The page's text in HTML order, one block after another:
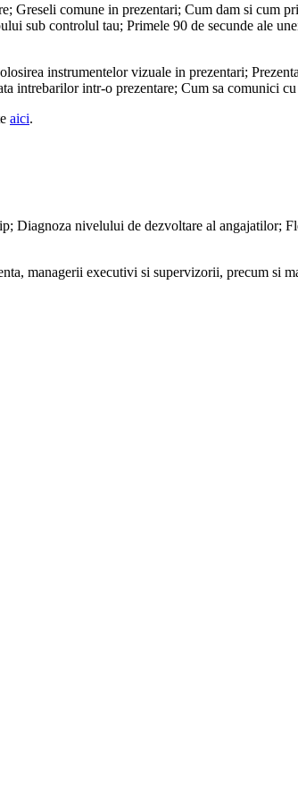
Greseli comune in prezentari; Cum dam si cum
controlul tau; Primele 90 de secunde ale
instrumentelor vizuale in prezentari;
intrebarilor intr-o prezentare; Cum sa comunici
aici.
Diagnoza nivelului de dezvoltare al angajatilor;
managerii executivi si supervizorii, precum si